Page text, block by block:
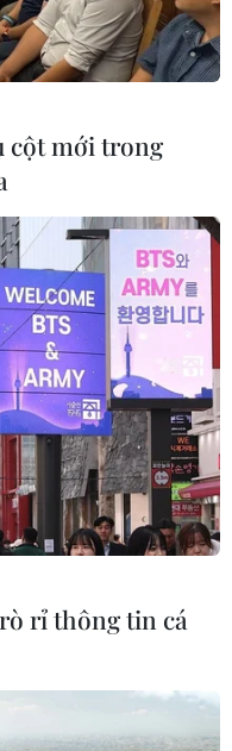
phạm người
sát Tư lệnh cấp cao
45 lên 48 nghi phạm
phạm đến 6 quốc
cột mới trong
rỉ thông tin cá